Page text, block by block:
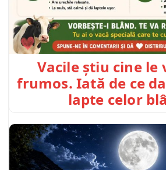
Vacile știu cine le
frumos. Iată de ce
lapte celor